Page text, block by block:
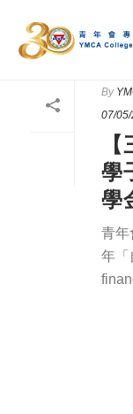
By
07/
學
學
青年
年「